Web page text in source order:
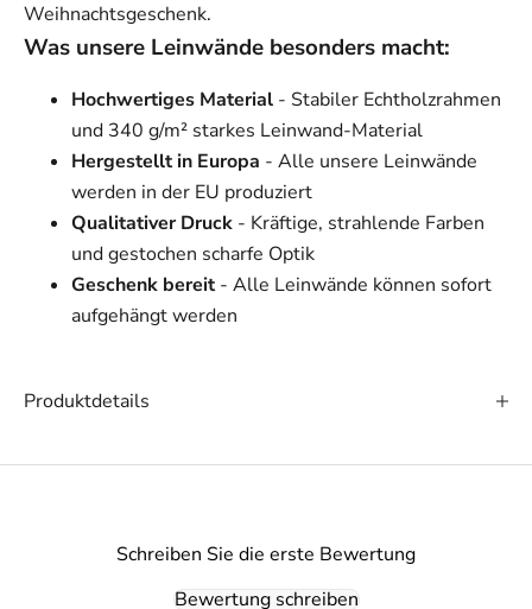
Weihnachtsgeschenk.
Was unsere Leinwände besonders macht:
Hochwertiges Material - Stabiler Echtholzrahmen
und 340 g/m² starkes Leinwand-Material
Hergestellt in Europa - Alle unsere Leinwände
werden in der EU produziert
Qualitativer Druck - Kräftige, strahlende Farben
und gestochen scharfe Optik
Geschenk bereit- Alle Leinwände können sofort
aufgehängt werden
Produktdetails
Schreiben Sie die erste Bewertung
Bewertung schreiben